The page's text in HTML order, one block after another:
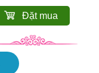
Đặt mua